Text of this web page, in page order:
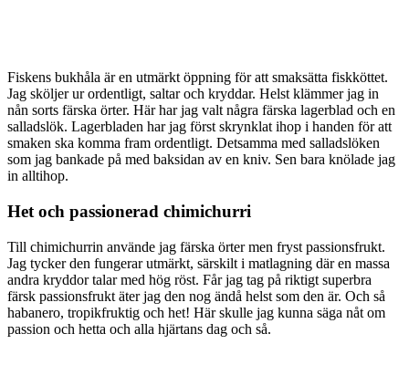
Fiskens bukhåla är en utmärkt öppning för att smaksätta fiskköttet.
Jag sköljer ur ordentligt, saltar och kryddar. Helst klämmer jag in
nån sorts färska örter. Här har jag valt några färska lagerblad och en
salladslök. Lagerbladen har jag först skrynklat ihop i handen för att
smaken ska komma fram ordentligt. Detsamma med salladslöken
som jag bankade på med baksidan av en kniv. Sen bara knölade jag
in alltihop.
Het och passionerad chimichurri
Till chimichurrin använde jag färska örter men fryst passionsfrukt.
Jag tycker den fungerar utmärkt, särskilt i matlagning där en massa
andra kryddor talar med hög röst. Får jag tag på riktigt superbra
färsk passionsfrukt äter jag den nog ändå helst som den är. Och så
habanero, tropikfruktig och het! Här skulle jag kunna säga nåt om
passion och hetta och alla hjärtans dag och så.